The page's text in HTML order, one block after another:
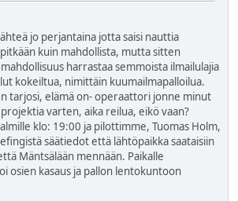
jo perjantaina jotta saisi nauttia
kuin mahdollista, mutta sitten
harrastaa semmoista ilmailulajia
kokeiltua, nimittäin kuumailmapalloilua.
tarjosi, elämä on- operaattori jonne minut
varten, aika reilua, eikö vaan?
klo: 19:00 ja pilottimme, Tuomas Holm,
säätiedot että lähtöpaikka saataisiin
Mäntsälään mennään. Paikalle
osien kasaus ja pallon lentokuntoon